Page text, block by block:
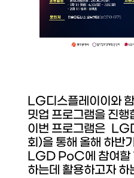
LG디스플레이이와
밋업 프로그램을 진행
이번 프로그램은
회)을 통해 올해 하반
LGD PoC에 참여할
하는데 활용하고자 하